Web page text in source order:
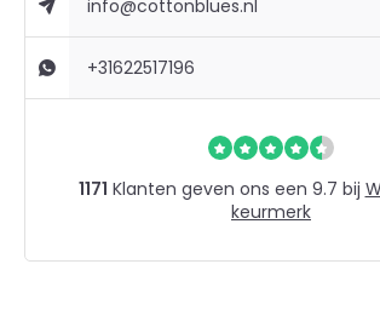
info@cottonblues.nl
+31622517196
1171 Klanten geven ons een 9.7 bij
keurmerk